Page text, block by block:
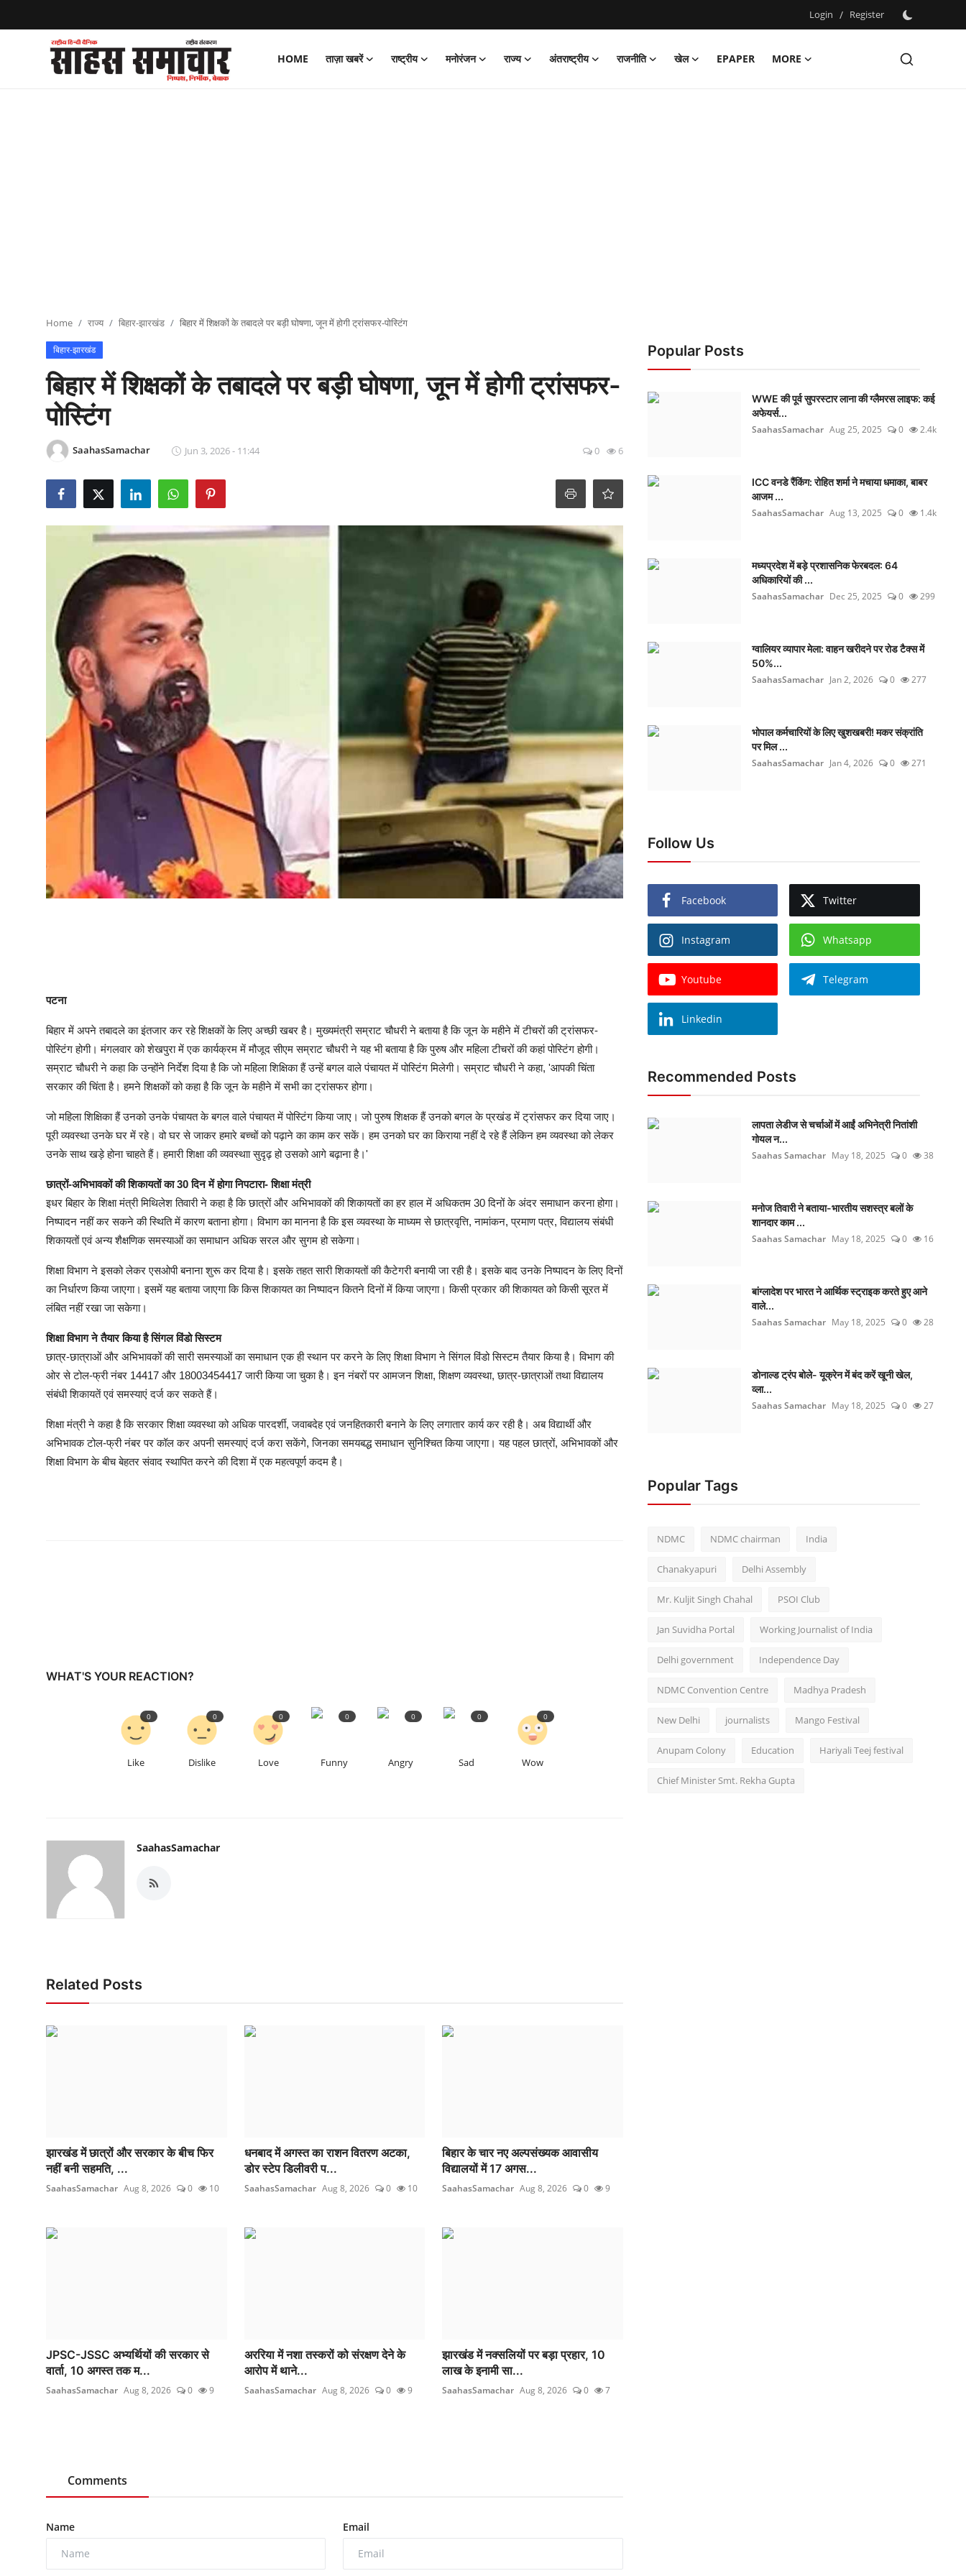
Login / Register
HOME ताज़ा खबरें राष्ट्रीय मनोरंजन राज्य अंतराष्ट्रीय राजनीति खेल EPAPER
MORE
Register
Home राज्य बिहार-झारखंड बिहार में शिक्षकों के तबादले पर बड़ी घोषणा, जून में होगी ट्रांसफर-पोस्टिंग
बिहार-झारखंड
बिहार में शिक्षकों के तबादले पर बड़ी घोषणा, जून में होगी ट्रांसफर-
पोस्टिंग
SaahasSamachar Jun 3, 2026 - 11:44 0 6
पटना
बिहार में अपने तबादले का इंतजार कर रहे शिक्षकों के लिए अच्छी खबर है। मुख्यमंत्री सम्राट चौधरी ने बताया है कि जून के महीने में टीचरों की ट्रांसफर-
पोस्टिंग होगी। मंगलवार को शेखपुरा में एक कार्यक्रम में मौजूद सीएम सम्राट चौधरी ने यह भी बताया है कि पुरुष और महिला टीचरों की कहां पोस्टिंग होगी।
सम्राट चौधरी ने कहा कि उन्होंने निर्देश दिया है कि जो महिला शिक्षिका हैं उन्हें बगल वाले पंचायत में पोस्टिंग मिलेगी। सम्राट चौधरी ने कहा, 'आपकी चिंता
सरकार की चिंता है। हमने शिक्षकों को कहा है कि जून के महीने में सभी का ट्रांसफर होगा।
जो महिला शिक्षिका हैं उनको उनके पंचायत के बगल वाले पंचायत में पोस्टिंग किया जाए। जो पुरुष शिक्षक हैं उनको बगल के प्रखंड में ट्रांसफर कर दिया जाए।
पूरी व्यवस्था उनके घर में रहे। वो घर से जाकर हमारे बच्चों को पढ़ाने का काम कर सकें। हम उनको घर का किराया नहीं दे रहे हैं लेकिन हम व्यवस्था को लेकर
उनके साथ खड़े होना चाहते हैं। हमारी शिक्षा की व्यवस्थाा सुदृढ़ हो उसको आगे बढ़ाना है।'
छात्रों-अभिभावकों की शिकायतों का 30 दिन में होगा निपटारा- शिक्षा मंत्री
इधर बिहार के शिक्षा मंत्री मिथिलेश तिवारी ने कहा है कि छात्रों और अभिभावकों की शिकायतों का हर हाल में अधिकतम 30 दिनों के अंदर समाधान करना होगा।
निष्पादन नहीं कर सकने की स्थिति में कारण बताना होगा। विभाग का मानना है कि इस व्यवस्था के माध्यम से छात्रवृत्ति, नामांकन, प्रमाण पत्र, विद्यालय संबंधी
शिकायतों एवं अन्य शैक्षणिक समस्याओं का समाधान अधिक सरल और सुगम हो सकेगा।
शिक्षा विभाग ने इसको लेकर एसओपी बनाना शुरू कर दिया है। इसके तहत सारी शिकायतों की कैटेगरी बनायी जा रही है। इसके बाद उनके निष्पादन के लिए दिनों
का निर्धारण किया जाएगा। इसमें यह बताया जाएगा कि किस शिकायत का निष्पादन कितने दिनों में किया जाएगा। किसी प्रकार की शिकायत को किसी सूरत में
लंबित नहीं रखा जा सकेगा।
शिक्षा विभाग ने तैयार किया है सिंगल विंडो सिस्टम
छात्र-छात्राओं और अभिभावकों की सारी समस्याओं का समाधान एक ही स्थान पर करने के लिए शिक्षा विभाग ने सिंगल विंडो सिस्टम तैयार किया है। विभाग की
ओर से टोल-फ्री नंबर 14417 और 18003454417 जारी किया जा चुका है। इन नंबरों पर आमजन शिक्षा, शिक्षण व्यवस्था, छात्र-छात्राओं तथा विद्यालय
संबंधी शिकायतें एवं समस्याएं दर्ज कर सकते हैं।
शिक्षा मंत्री ने कहा है कि सरकार शिक्षा व्यवस्था को अधिक पारदर्शी, जवाबदेह एवं जनहितकारी बनाने के लिए लगातार कार्य कर रही है। अब विद्यार्थी और
अभिभावक टोल-फ्री नंबर पर कॉल कर अपनी समस्याएं दर्ज करा सकेंगे, जिनका समयबद्ध समाधान सुनिश्चित किया जाएगा। यह पहल छात्रों, अभिभावकों और
शिक्षा विभाग के बीच बेहतर संवाद स्थापित करने की दिशा में एक महत्वपूर्ण कदम है।
WHAT'S YOUR REACTION?
Like
0
Dislike
0
Love
0
Funny
0
Angry
0
Sad
0
Wow
0
SaahasSamachar
Related Posts
झारखंड में छात्रों और सरकार के बीच फिर
नहीं बनी सहमति, ...
SaahasSamachar Aug 8, 2026 0 10
धनबाद में अगस्त का राशन वितरण अटका,
डोर स्टेप डिलीवरी प...
SaahasSamachar Aug 8, 2026 0 10
बिहार के चार नए अल्पसंख्यक आवासीय
विद्यालयों में 17 अगस...
SaahasSamachar Aug 8, 2026 0 9
JPSC-JSSC अभ्यर्थियों की सरकार से
वार्ता, 10 अगस्त तक म...
SaahasSamachar Aug 8, 2026 0 9
अररिया में नशा तस्करों को संरक्षण देने के
आरोप में थाने...
SaahasSamachar Aug 8, 2026 0 9
झारखंड में नक्सलियों पर बड़ा प्रहार, 10
लाख के इनामी सा...
SaahasSamachar Aug 8, 2026 0 7
Comments
Name Email
Popular Posts
WWE की पूर्व सुपरस्टार लाना की ग्लैमरस लाइफ: कई
अफेयर्स...
SaahasSamachar Aug 25, 2025 0 2.4k
ICC वनडे रैंकिंग: रोहित शर्मा ने मचाया धमाका, बाबर
आजम ...
SaahasSamachar Aug 13, 2025 0 1.4k
मध्यप्रदेश में बड़े प्रशासनिक फेरबदल: 64
अधिकारियों की ...
SaahasSamachar Dec 25, 2025 0 299
ग्वालियर व्यापार मेला: वाहन खरीदने पर रोड टैक्स में
50%...
SaahasSamachar Jan 2, 2026 0 277
भोपाल कर्मचारियों के लिए खुशखबरी! मकर संक्रांति
पर मिल ...
SaahasSamachar Jan 4, 2026 0 271
Follow Us
Facebook Twitter
Instagram Whatsapp
Youtube Telegram
Linkedin
Recommended Posts
लापता लेडीज से चर्चाओं में आईं अभिनेत्री नितांशी
गोयल न...
Saahas Samachar May 18, 2025 0 38
मनोज तिवारी ने बताया-भारतीय सशस्त्र बलों के
शानदार काम ...
Saahas Samachar May 18, 2025 0 16
बांग्लादेश पर भारत ने आर्थिक स्ट्राइक करते हुए आने
वाले...
Saahas Samachar May 18, 2025 0 28
डोनाल्ड ट्रंप बोले- यूक्रेन में बंद करें खूनी खेल,
व्ला...
Saahas Samachar May 18, 2025 0 27
Popular Tags
NDMC NDMC chairman India
Chanakyapuri Delhi Assembly
Mr. Kuljit Singh Chahal PSOI Club
Jan Suvidha Portal Working Journalist of India
Delhi government Independence Day
NDMC Convention Centre Madhya Pradesh
New Delhi journalists Mango Festival
Anupam Colony Education Hariyali Teej festival
Chief Minister Smt. Rekha Gupta